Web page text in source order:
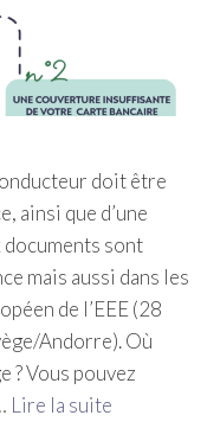
doit être
ainsi que d’une
documents sont
mais aussi dans les
de l’EEE (28
Andorre). Où
? Vous pouvez
Lire la suite